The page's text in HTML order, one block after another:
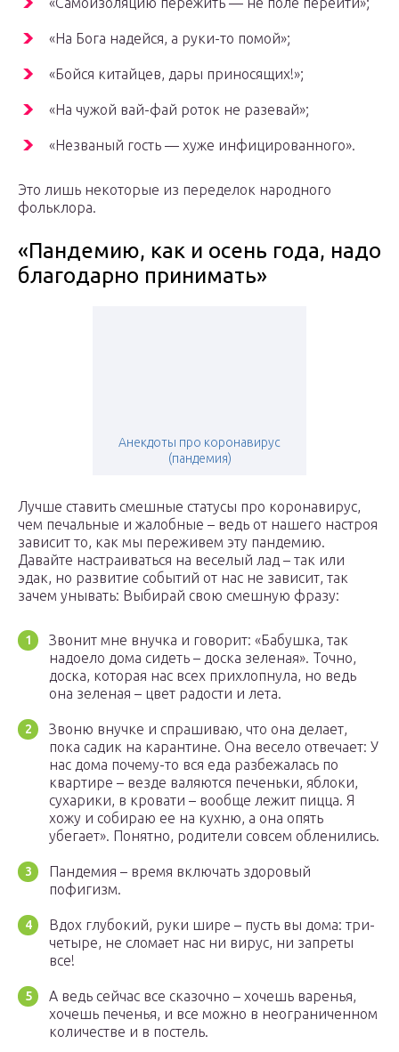
«На Бога надейся, а руки-то помой»;
«Бойся китайцев, дары приносящих!»;
«На чужой вай-фай роток не разевай»;
«Незваный гость — хуже инфицированного».
Это лишь некоторые из переделок народного
фольклора.
«Пандемию, как и осень года, надо
благодарно принимать»
Анекдоты про коронавирус
(пандемия)
Лучше ставить смешные статусы про коронавирус,
чем печальные и жалобные – ведь от нашего настроя
зависит то, как мы переживем эту пандемию.
Давайте настраиваться на веселый лад – так или
эдак, но развитие событий от нас не зависит, так
зачем унывать: Выбирай свою смешную фразу:
Звонит мне внучка и говорит: «Бабушка, так
надоело дома сидеть – доска зеленая». Точно,
доска, которая нас всех прихлопнула, но ведь
она зеленая – цвет радости и лета.
Звоню внучке и спрашиваю, что она делает,
пока садик на карантине. Она весело отвечает: У
нас дома почему-то вся еда разбежалась по
квартире – везде валяются печеньки, яблоки,
сухарики, в кровати – вообще лежит пицца. Я
хожу и собираю ее на кухню, а она опять
убегает». Понятно, родители совсем обленились.
Пандемия – время включать здоровый
пофигизм.
Вдох глубокий, руки шире – пусть вы дома: три-
четыре, не сломает нас ни вирус, ни запреты
все!
А ведь сейчас все сказочно – хочешь варенья,
хочешь печенья, и все можно в неограниченном
количестве и в постель.